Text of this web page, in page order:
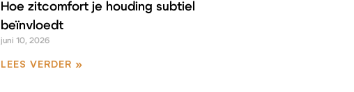
Hoe zitcomfort je houding subtiel
beïnvloedt
juni 10, 2026
LEES VERDER »